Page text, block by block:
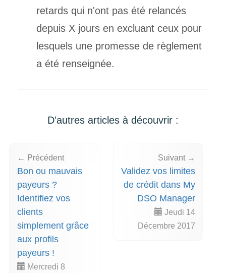
retards qui n'ont pas été relancés
depuis X jours en excluant ceux pour
lesquels une promesse de règlement
a été renseignée.
D'autres articles à découvrir :
← Précédent
Bon ou mauvais
payeurs ?
Identifiez vos
clients
simplement grâce
aux profils
payeurs !
Mercredi 8
Suivant →
Validez vos limites
de crédit dans My
DSO Manager
Jeudi 14
Décembre 2017